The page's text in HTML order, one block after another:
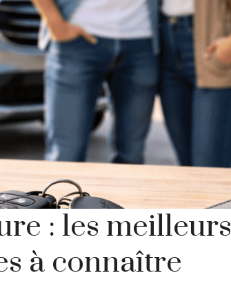
: les meilleurs
à connaître